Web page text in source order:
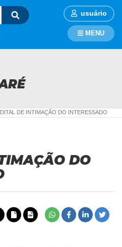
usuário
MENU
DE INTIMAÇÃO DO INTERESSADO
DO